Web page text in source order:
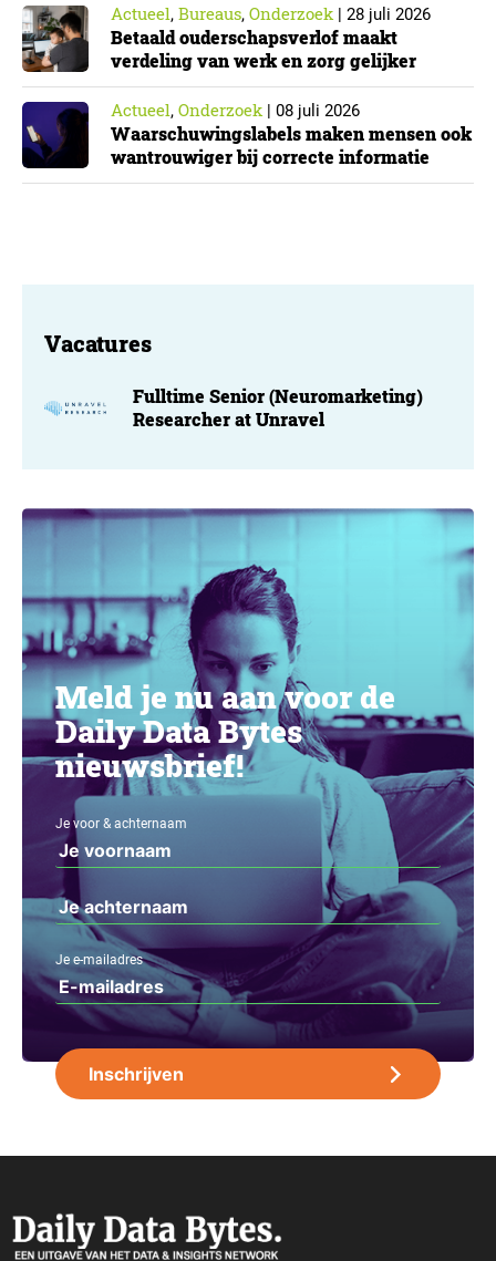
Actueel, Bureaus, Onderzoek| 28 juli 2026
Betaald ouderschapsverlof maakt
verdeling van werk en zorg gelijker
Actueel, Onderzoek| 08 juli 2026
Waarschuwingslabels maken mensen ook
wantrouwiger bij correcte informatie
Vacatures
Fulltime Senior (Neuromarketing)
Researcher at Unravel
Meld je nu aan voor de
Daily Data Bytes
nieuwsbrief!
Je voor & achternaam
Je e-mailadres